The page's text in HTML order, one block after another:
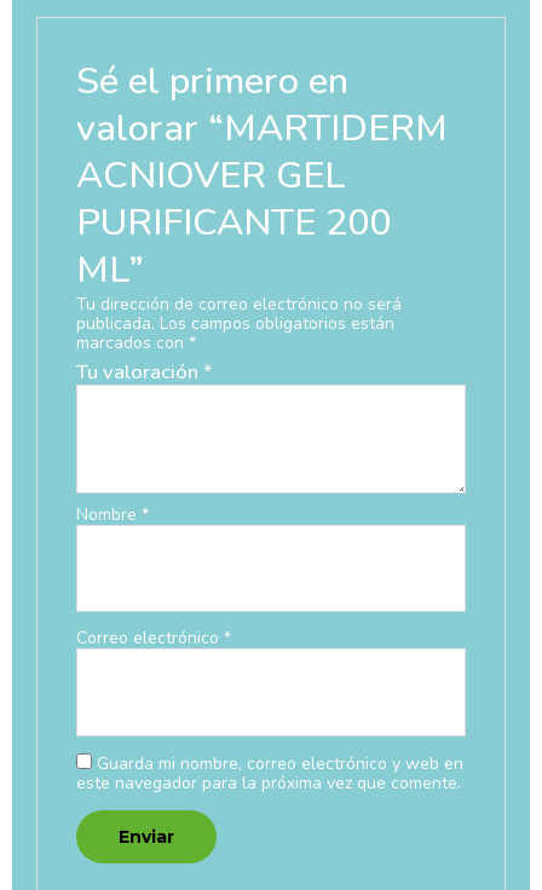
Sé el primero en
valorar “MARTIDERM
ACNIOVER GEL
PURIFICANTE 200
ML”
Tu dirección de correo electrónico no será
publicada. Los campos obligatorios están
marcados con *
Tu valoración *
Nombre *
Correo electrónico *
Guarda mi nombre, correo electrónico y web en
este navegador para la próxima vez que comente.